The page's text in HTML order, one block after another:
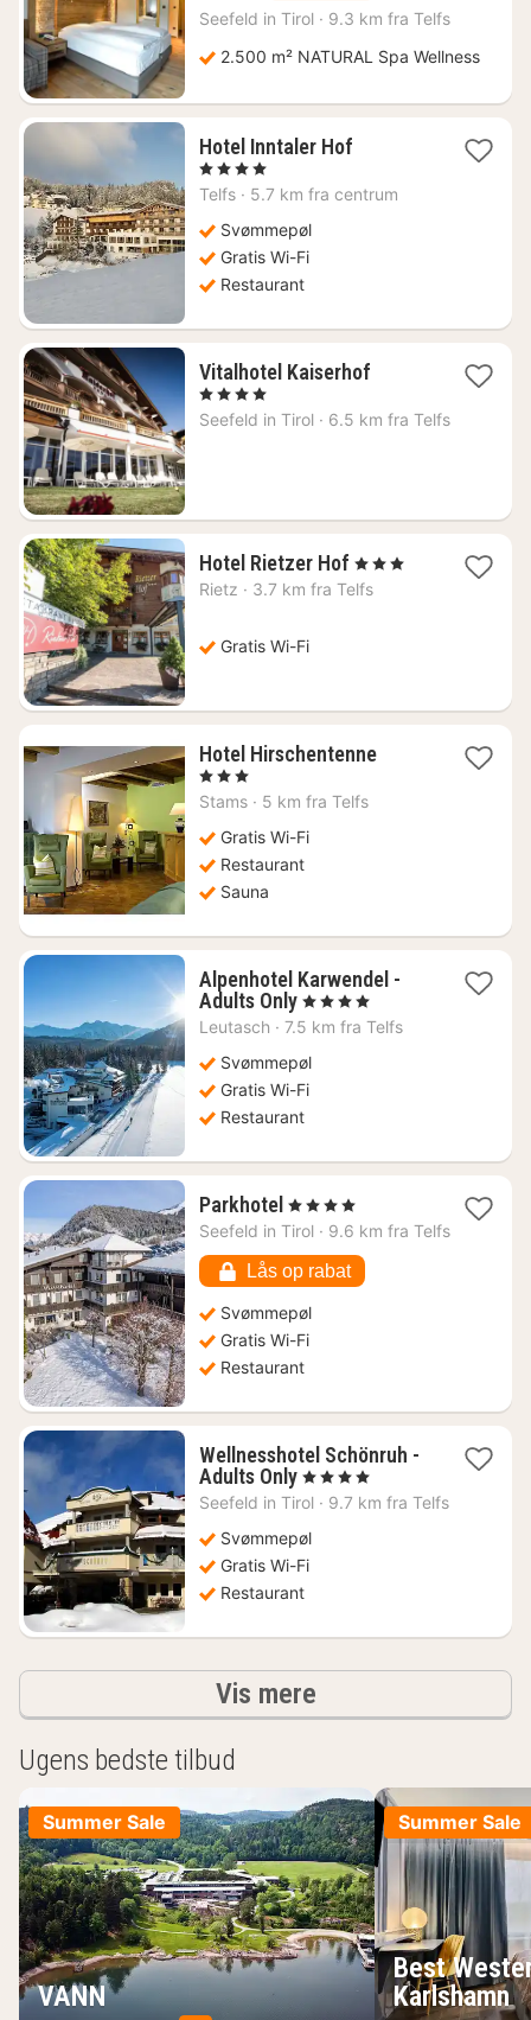
fra
kr.
Seefeld in Tirol · 9.3 km fra Telfs
2.500 m² NATURAL Spa Wellness
Hotel Inntaler Hof1
fra
, 4 Stjerner
Telfs · 5.7 km fra centrum
Svømmepøl
Gratis Wi-Fi
Restaurant
Vitalhotel Kaiserhof1
fra
, 4 Stjerner
Seefeld in Tirol · 6.5 km fra Telfs
Hotel Rietzer Hof 1
nat
, 3 Stjerner
Rietz · 3.7 km fra Telfs
Gratis Wi-Fi
Hotel Hirschentenne1
, 3 Stjerner
Stams · 5 km fra Telfs
Gratis Wi-Fi
Restaurant
Sauna
Alpenhotel Karwendel -
Adults Only1
nat
2040
kr.
, 4 Stjerner
Leutasch · 7.5 km fra Telfs
Svømmepøl
Gratis Wi-Fi
Restaurant
Parkhotel 1
nat
1720
kr.
, 4 Stjerner
Seefeld in Tirol · 9.6 km fra Telfs
Lås op rabat
Svømmepøl
Gratis Wi-Fi
Restaurant
Wellnesshotel Schönruh -
Adults Only1
nat
1259
kr.
, 4 Stjerner
Seefeld in Tirol · 9.7 km fra Telfs
Svømmepøl
Gratis Wi-Fi
Restaurant
Vis mereresultater
Ugens bedste tilbud
Summer Sale
VANN
Summer Sale
Best
Karlshamn